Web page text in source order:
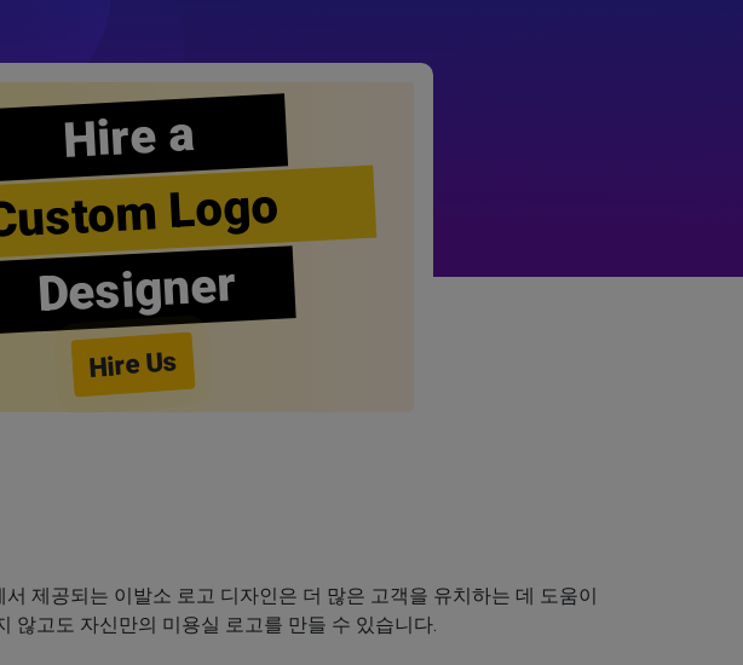
Hire a
Logo
Designer
Hire Us
제공되는 이발소 로고 디자인은 더 많은 고객을 유치하는 데 도움이
않고도 자신만의 미용실 로고를 만들 수 있습니다.